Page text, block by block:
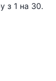
з 1 на 30.